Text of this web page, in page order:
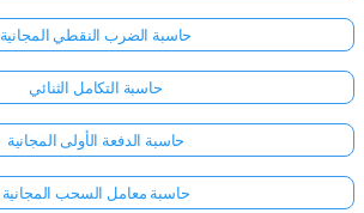
حاسبة الضرب النقطي المجانية
حاسبة التكامل الثنائي
حاسبة الدفعة الأولى المجانية
حاسبة معامل السحب المجانية